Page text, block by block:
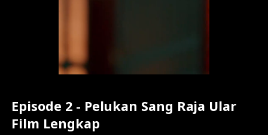
Episode 2 - Pelukan Sang Raja Ular
Film Lengkap